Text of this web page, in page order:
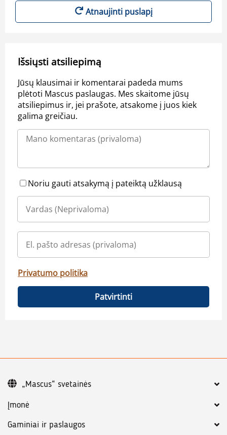
Atnaujinti puslapį
Išsiųsti atsiliepimą
Jūsų klausimai ir komentarai padeda mums
plėtoti Mascus paslaugas. Mes skaitome jūsų
atsiliepimus ir, jei prašote, atsakome į juos kiek
galima greičiau.
Noriu gauti atsakymą į pateiktą užklausą
Privatumo politika
Patvirtinti
Įmonė
Gaminiai ir paslaugos
„Mascus“ svetainės